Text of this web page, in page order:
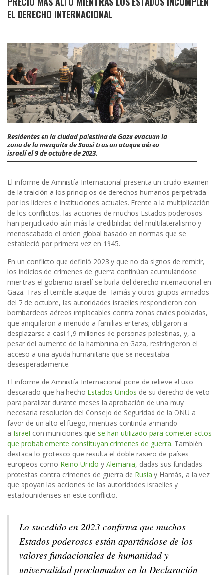
EL DERECHO INTERNACIONAL
Residentes en la ciudad palestina de Gaza evacuan la
zona de la mezquita de Sousi tras un ataque aéreo
israelí el 9 de octubre de 2023.
El informe de Amnistía Internacional presenta un crudo examen
de la traición a los principios de derechos humanos perpetrada
por los líderes e instituciones actuales. Frente a la multiplicación
de los conflictos, las acciones de muchos Estados poderosos
han perjudicado aún más la credibilidad del multilateralismo y
menoscabado el orden global basado en normas que se
estableció por primera vez en 1945.
En un conflicto que definió 2023 y que no da signos de remitir,
los indicios de crímenes de guerra continúan acumulándose
mientras el gobierno israelí se burla del derecho internacional en
Gaza. Tras el terrible ataque de Hamás y otros grupos armados
del 7 de octubre, las autoridades israelíes respondieron con
bombardeos aéreos implacables contra zonas civiles pobladas,
que aniquilaron a menudo a familias enteras; obligaron a
desplazarse a casi 1,9 millones de personas palestinas, y, a
pesar del aumento de la hambruna en Gaza, restringieron el
acceso a una ayuda humanitaria que se necesitaba
desesperadamente.
El informe de Amnistía Internacional pone de relieve el uso
descarado que ha hecho Estados Unidos de su derecho de veto
para paralizar durante meses la aprobación de una muy
necesaria resolución del Consejo de Seguridad de la ONU a
favor de un alto el fuego, mientras continúa armando
a Israel con municiones que se han utilizado para cometer actos
que probablemente constituyan crímenes de guerra. También
destaca lo grotesco que resulta el doble rasero de países
europeos como Reino Unido y Alemania, dadas sus fundadas
protestas contra crímenes de guerra de Rusia y Hamás, a la vez
que apoyan las acciones de las autoridades israelíes y
estadounidenses en este conflicto.
Lo sucedido en 2023 confirma que muchos
Estados poderosos están apartándose de los
valores fundacionales de humanidad y
universalidad proclamados en la Declaración